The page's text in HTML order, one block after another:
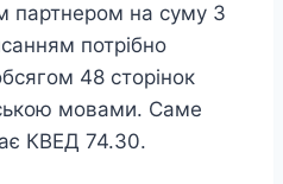
партнером на суму 3
потрібно
48 сторінок
мовами. Саме
КВЕД 74.30.